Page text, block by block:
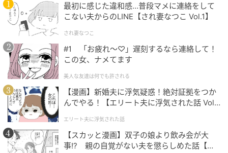
長期的な財政安定に貢献する有効な選択肢といえるで
しょう。
来客用駐車場や駐輪場への転用は、あくまで補助的な
対策であり、根本的な収入回復には至りません。中古
マンションの購入を検討する際は、駐車場の空き状況
がどうなっているかを仲介会社経由で確認してみてく
ださい。
そして長期修繕計画が3年から5年ごとに見直され、駐
車場収入の減少にきちんと対応できているかを把握し
ておくことが、購入後の想定外の負担増を防ぐ手立て
最初に感じた違和感…普段マメに連絡をして
こない夫からのLINE【され妻なつこ Vol.1】
され妻なつこ
#1 「お疲れ〜♡」遅刻するなら連絡して！
この女、ナメてます
美人な友達は何でも許される
【漫画】新婚夫に浮気疑惑！絶対証拠をつか
んでやる！【エリート夫に浮気された話 Vol.
エリート夫に浮気された話
【スカッと漫画】双子の娘より飲み会が大
事!? 親の自覚がない夫を懲らしめた話【第1